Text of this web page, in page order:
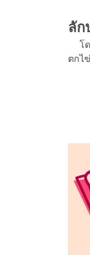
ลัก
โด
ตกไ